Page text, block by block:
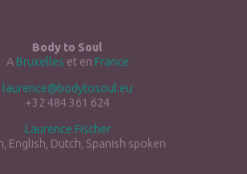
Body to Soul
A Bruxelles et en France
laurence@bodytosoul.eu
+32 484 361 624
Laurence Fischer
English, Dutch, Spanish spoken